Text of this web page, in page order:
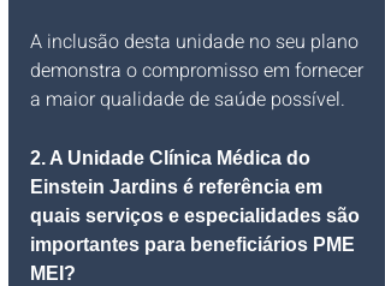
A inclusão desta unidade no seu plano
demonstra o compromisso em fornecer
a maior qualidade de saúde possível.
2. A Unidade Clínica Médica do
Einstein Jardins é referência em
quais serviços e especialidades são
importantes para beneficiários PME
MEI?